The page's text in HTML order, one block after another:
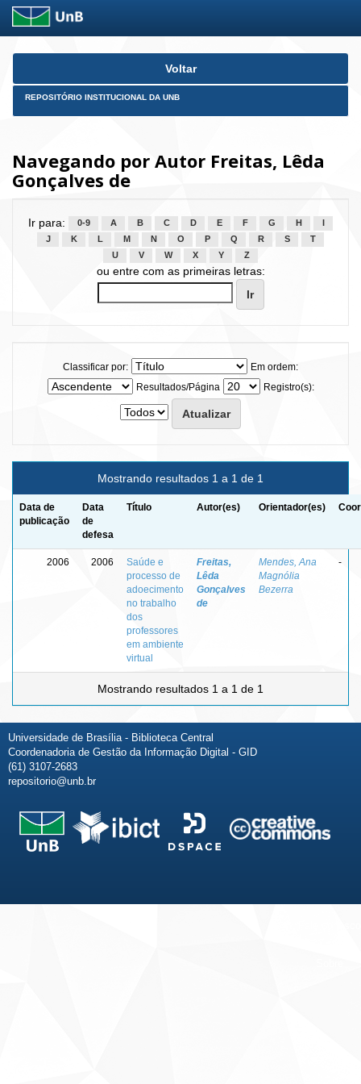
Skip
Voltar
REPOSITÓRIO INSTITUCIONAL DA UNB
Navegando por Autor Freitas, Lêda
Gonçalves de
Ir para: 0-9 A B C D E F G H
J
K L M N O P Q R S
T
U
V W X Y Z
ou entre com as primeiras letras:
Classificar por:
Em ordem:
Resultados/Página
Registro(s):
Mostrando resultados 1 a 1 de 1
Data de
publicação
Data
de
defesa
Título Autor(es) Orientador(es)
2006 2006
Saúde e
processo de
adoecimento
no trabalho
dos
professores
em ambiente
virtual
Freitas,
Lêda
Gonçalves
de
Mendes, Ana
Magnólia
Bezerra
-
Mostrando resultados 1 a 1 de 1
Universidade de Brasília - Biblioteca Central
Coordenadoria de Gestão da Informação Digital - GID
(61) 3107-2683
repositorio@unb.br